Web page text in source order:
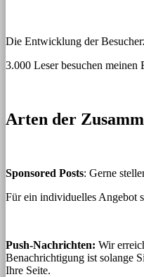
Die Entwicklung der
3.000 Leser besuchen
Arten der
Sponsored Posts: Gerne
Für ein individuelles Angebot
Push-Nachrichten: Wir
Benachrichtigung ist solange
Ihre Seite.